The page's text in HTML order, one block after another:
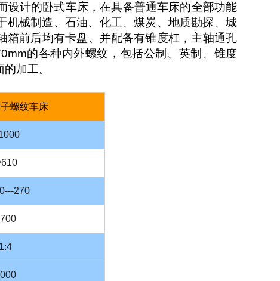
计的卧式车床，在具备普通车床的全部功能
、石油、化工、煤炭、地质勘探、城
前后均有卡盘、并配备有锥度杠，主轴通孔
内外螺纹，包括公制、英制、锥度
加工。
螺纹车床
270
1:4